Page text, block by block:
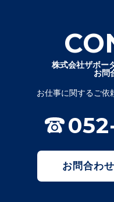
株式会社ザボー
お問
お仕事に関するご依
お問合わ